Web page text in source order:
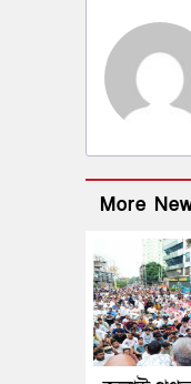
More